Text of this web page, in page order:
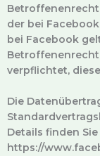
der bei
bei Facebook
verpflichtet,
Die
Details finden
https://